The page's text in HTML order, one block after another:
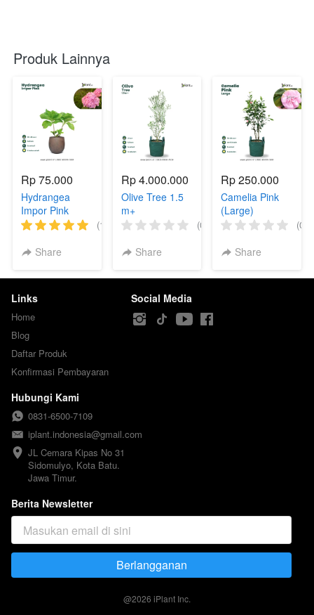
Produk Lainnya
Rp 75.000
Hydrangea
Impor Pink
(1)
Share
Rp 4.000.000
Olive Tree 1.5
m+
(0)
Share
Rp 250.000
Camelia Pink
(Large)
(0)
Share
Links
Home
Blog
Daftar Produk
Konfirmasi Pembayaran
Social Media
Hubungi Kami
0831-6500-7109
iplant.indonesia@gmail.com
JL Cemara Kipas No 31
Sidomulyo, Kota Batu.
Jawa Timur.
Berita Newsletter
`Berlangganan
@2026 iPlant Inc.